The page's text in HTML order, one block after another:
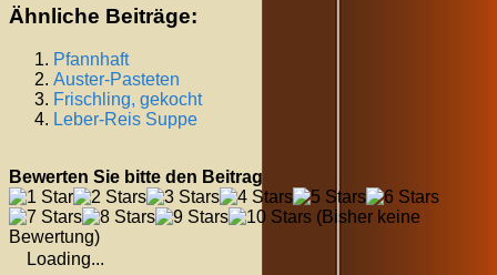
Ähnliche Beiträge:
Pfannhaft
Auster-Pasteten
Frischling, gekocht
Leber-Reis Suppe
Bewerten Sie bitte den Beitrag
(Bisher keine
Bewertung)
Loading...